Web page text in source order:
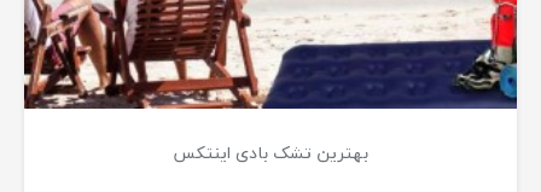
بهترین تشک بادی اینتکس